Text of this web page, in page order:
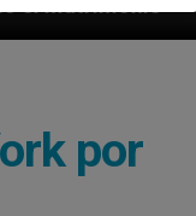
Franciscanos
por